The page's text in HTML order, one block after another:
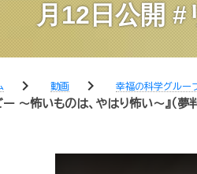
月12日公開
chevron_right 動画 chevron_right 幸福の科学グルー
ー ～怖いものは、やはり怖い～』